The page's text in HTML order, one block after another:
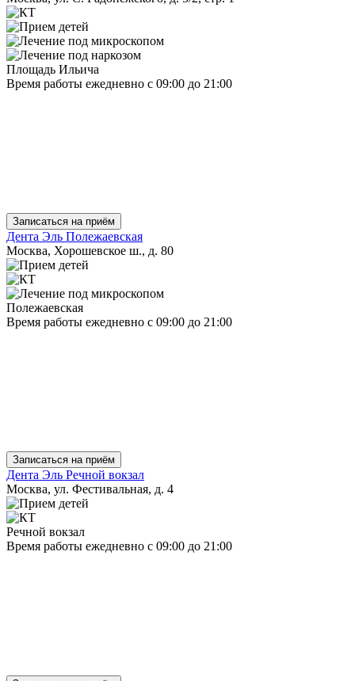
Площадь Ильича
Время работы ежедневно с 09:00 до 21:00
Записаться на приём
Дента Эль Полежаевская
Москва, Хорошевское ш., д. 80
Полежаевская
Время работы ежедневно с 09:00 до 21:00
Записаться на приём
Дента Эль Речной вокзал
Москва, ул. Фестивальная, д. 4
Речной вокзал
Время работы ежедневно с 09:00 до 21:00